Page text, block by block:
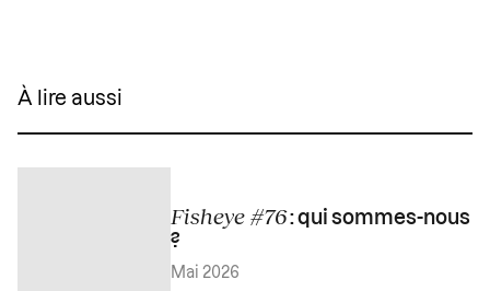
À lire aussi
Fisheye #76: qui sommes-nous
?
Mai 2026